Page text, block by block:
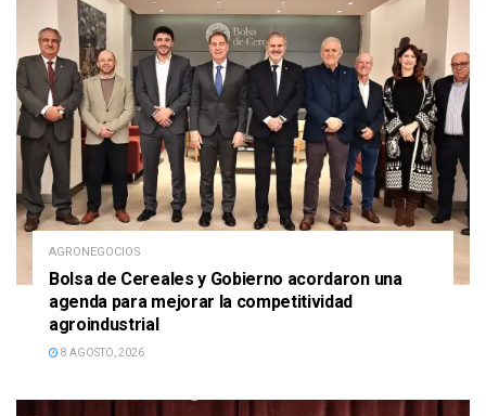
AGRONEGOCIOS
Bolsa de Cereales y Gobierno acordaron una
agenda para mejorar la competitividad
agroindustrial
8 AGOSTO, 2026